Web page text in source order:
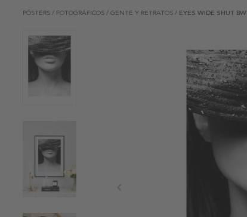
PÓSTERS / FOTOGRÁFICOS / GENTE Y RETRATOS / EYES WIDE SHUT BW